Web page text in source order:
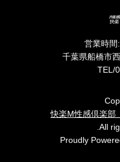
営業時間:
千葉県船橋市
TEL/
快楽M性感倶楽
.All
Proudly